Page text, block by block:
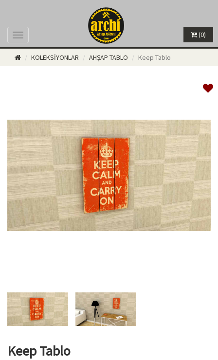
Menü (0)
KOLEKSİYONLAR AHŞAP TABLO Keep Tablo
Keep Tablo